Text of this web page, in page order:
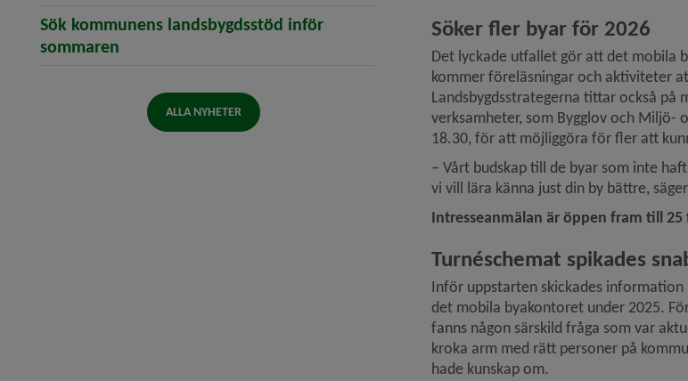
Sök kommunens landsbygdsstöd inför
sommaren (öppnar artikeln Sök kommunens landsbygdsstöd inför sommaren)
ALLA NYHETER
Söker fler byar för 2026
Det lyckade utfallet gör att det mobila
kommer föreläsningar och aktiviteter
Landsbygdsstrategerna tittar också på
verksamheter, som Bygglov och Miljö-
18.30, för att möjliggöra för fler att
– Vårt budskap till de byar som inte
vi vill lära känna just din by bättre,
Intresseanmälan är öppen fram till 25
Turnéschemat spikades
Inför uppstarten skickades
det mobila byakontoret under 2025.
fanns någon särskild fråga som var
kroka arm med rätt personer på
hade kunskap om.